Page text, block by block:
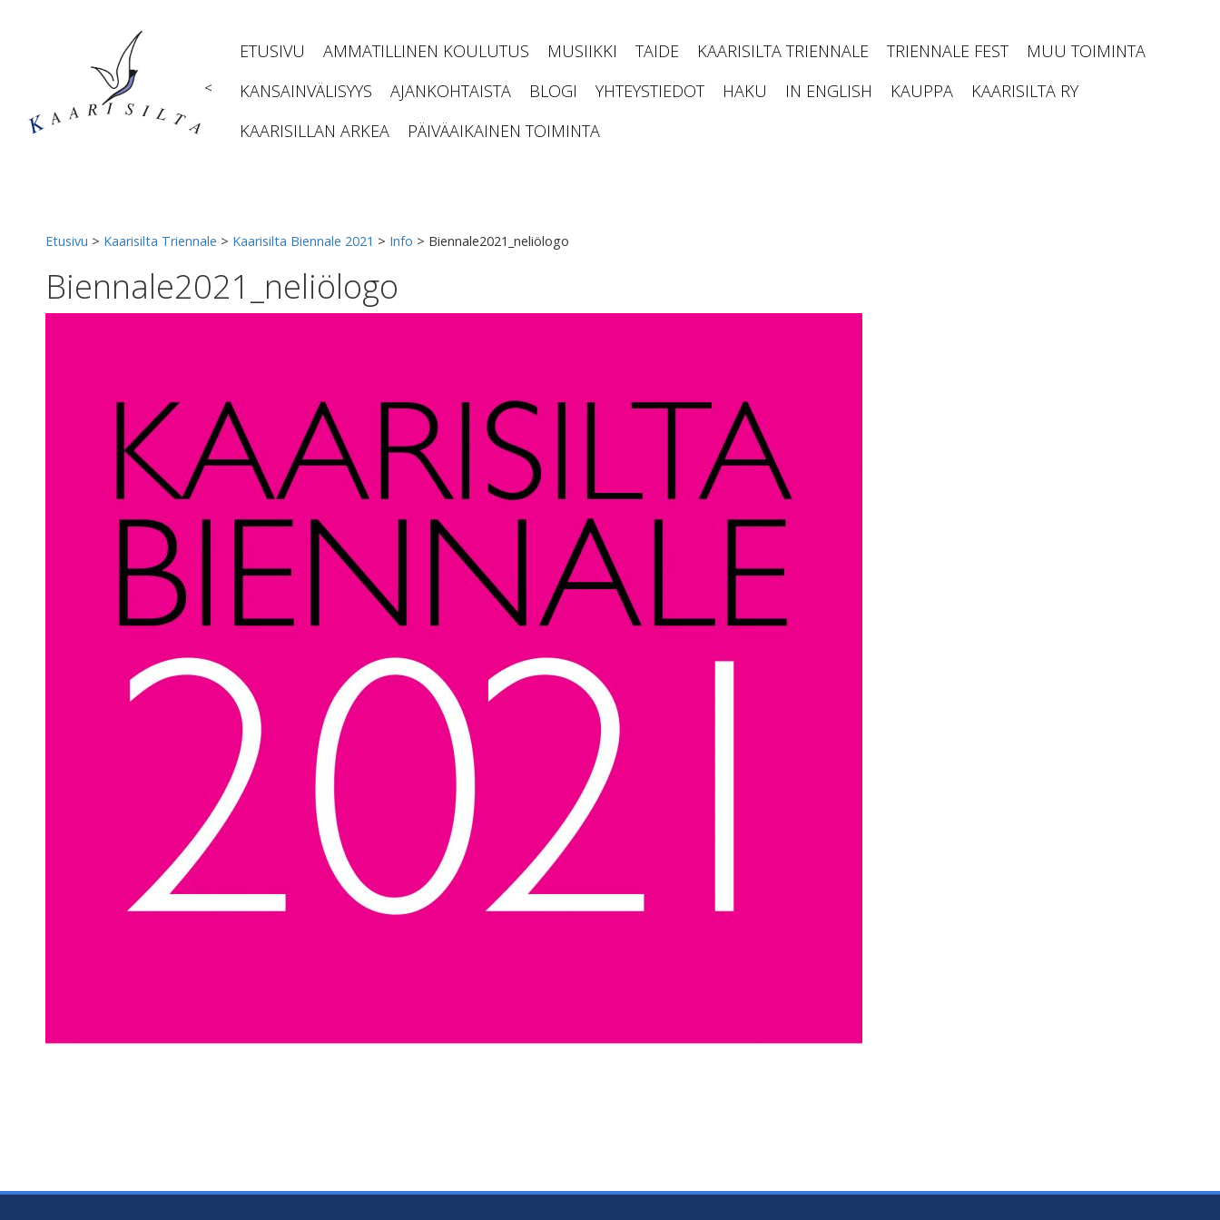
<
ETUSIVU AMMATILLINEN KOULUTUS MUSIIKKI TAIDE KAARISILTA TRIENNALE TRIENNALE FEST
MUU TOIMINTA
KANSAINVÄLISYYS
AJANKOHTAISTA BLOGI YHTEYSTIEDOT HAKU IN ENGLISH KAUPPA
KAARISILTA RY
KAARISILLAN ARKEA
PÄIVÄAIKAINEN TOIMINTA
Etusivu > Kaarisilta Triennale > Kaarisilta Biennale 2021 > Info > Biennale2021_neliölogo
Biennale2021_neliölogo